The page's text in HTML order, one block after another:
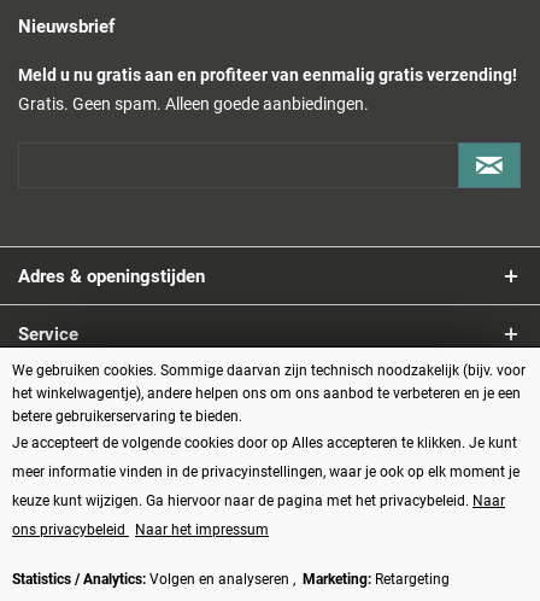
Nieuwsbrief
Meld u nu gratis aan en profiteer van eenmalig gratis verzending!
Gratis. Geen spam. Alleen goede aanbiedingen.
Adres & openingstijden
Service
Informatie
Betaalmethoden
We gebruiken cookies. Sommige daarvan zijn technisch noodzakelijk (bijv. voor
het winkelwagentje), andere helpen ons om ons aanbod te verbeteren en je een
betere gebruikerservaring te bieden.
Je accepteert de volgende cookies door op Alles accepteren te klikken. Je kunt
meer informatie vinden in de privacyinstellingen, waar je ook op elk moment je
keuze kunt wijzigen. Ga hiervoor naar de pagina met het privacybeleid. Naar
ons privacybeleid
Naar het impressum
Statistics / Analytics: Volgen en analyseren , Marketing: Retargeting